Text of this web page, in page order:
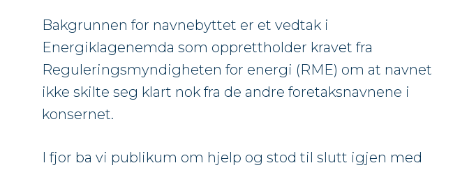
Bakgrunnen for navnebyttet er et vedtak i
Energiklagenemda som opprettholder kravet fra
Reguleringsmyndigheten for energi (RME) om at navnet
ikke skilte seg klart nok fra de andre foretaksnavnene i
konsernet.
I fjor ba vi publikum om hjelp og stod til slutt igjen med